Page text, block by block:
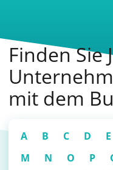
Finden Sie
mit dem
A B C D E
M
N O P